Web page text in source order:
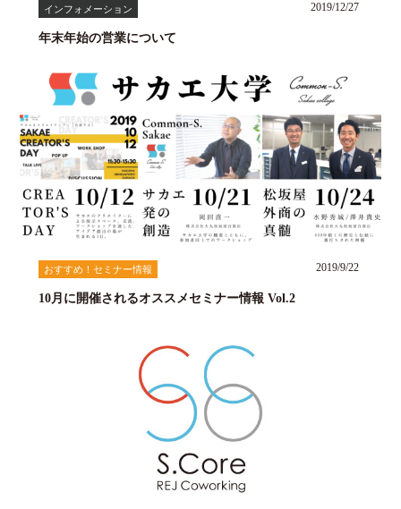
インフォメーション 2019/12/27
年末年始の営業について
おすすめ！セミナー情報 2019/9/22
10月に開催されるオススメセミナー情報 Vol.2